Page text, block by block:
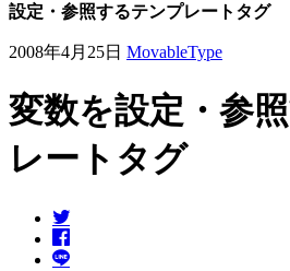
設定・参照するテンプレートタグ
2008年4月25日 MovableType
変数を設定・参
レートタグ